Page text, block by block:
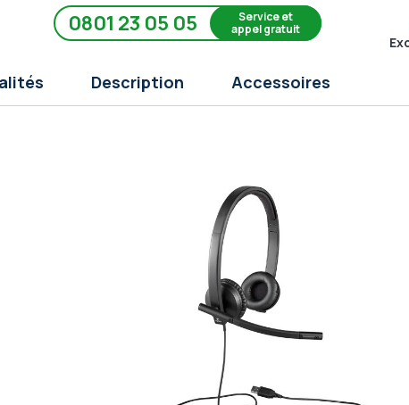
0801 23 05 05
Service et
appel gratuit
Description Accessoires